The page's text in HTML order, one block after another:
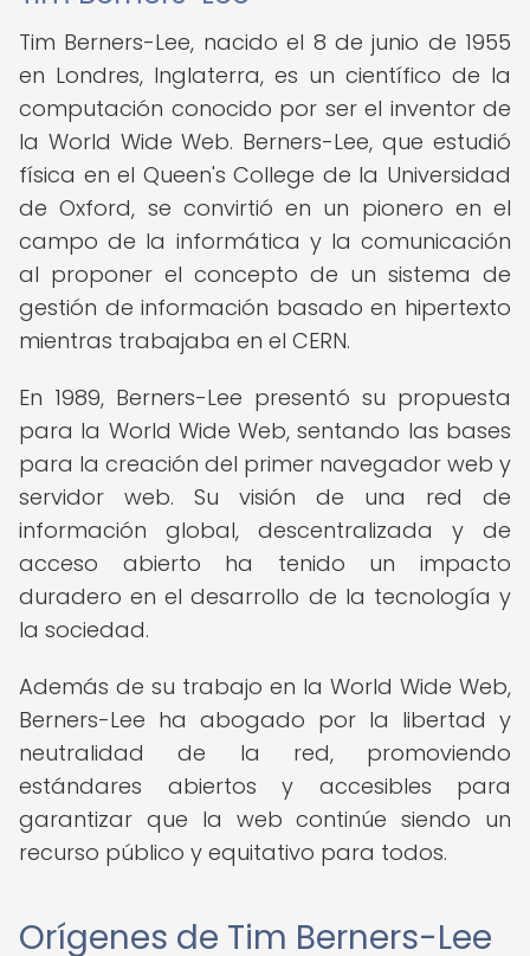
Tim Berners-Lee, nacido el 8 de junio de 1955
en Londres, Inglaterra, es un científico de la
computación conocido por ser el inventor de
la World Wide Web. Berners-Lee, que estudió
física en el Queen's College de la Universidad
de Oxford, se convirtió en un pionero en el
campo de la informática y la comunicación
al proponer el concepto de un sistema de
gestión de información basado en hipertexto
mientras trabajaba en el CERN.
En 1989, Berners-Lee presentó su propuesta
para la World Wide Web, sentando las bases
para la creación del primer navegador web y
servidor web. Su visión de una red de
información global, descentralizada y de
acceso abierto ha tenido un impacto
duradero en el desarrollo de la tecnología y
la sociedad.
Además de su trabajo en la World Wide Web,
Berners-Lee ha abogado por la libertad y
neutralidad de la red, promoviendo
estándares abiertos y accesibles para
garantizar que la web continúe siendo un
recurso público y equitativo para todos.
Orígenes de Tim Berners-Lee